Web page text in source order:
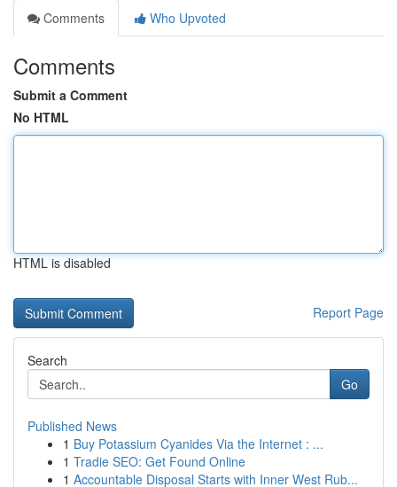
Comments
Who Upvoted
Comments
Submit a Comment
No HTML
HTML is disabled
Report Page
Search
Go
Published News
1 Buy Potassium Cyanides Via the Internet : ...
1 Tradie SEO: Get Found Online
1 Accountable Disposal Starts with Inner West Rub...